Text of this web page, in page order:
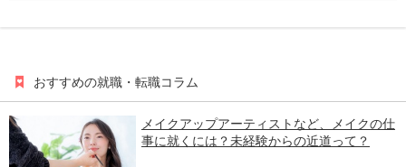
おすすめの就職・転職コラム
メイクアップアーティストなど、メイクの仕
事に就くには？未経験からの近道って？